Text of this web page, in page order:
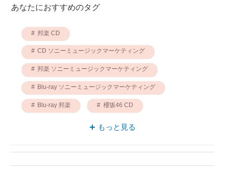
あなたにおすすめのタグ
邦楽 CD
CD ソニーミュージックマーケティング
邦楽 ソニーミュージックマーケティング
Blu-ray ソニーミュージックマーケティング
Blu-ray 邦楽 櫻坂46 CD
ソニーミュージックマーケティング 櫻坂46
もっと見る